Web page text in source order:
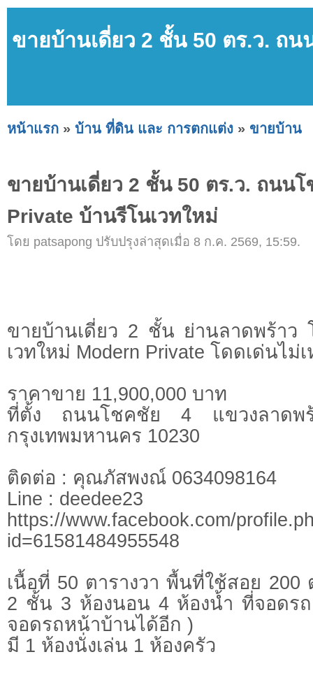
ขายบ้านเดี่ยว 2 ชั้น 50 ตร.ว. ถ
หน้าแรก » บ้าน ที่ดิน และ การตกแต่ง » ขายบ้าน
ขายบ้านเดี่ยว 2 ชั้น 50 ตร.ว. ถนน
Private บ้านรีโนเวทใหม่
โดย patsapong ปรับปรุงล่าสุดเมื่อ 8 ก.ค. 2569, 15:59.
ขายบ้านเดี่ยว 2 ชั้น ย่านลาดพร้าว
เวทใหม่ Modern Private โดดเด่นไม่
ราคาขาย 11,900,000 บาท
ที่ตั้ง ถนนโชคชัย 4 แขวงลาดพร้
กรุงเทพมหานคร 10230
ติดต่อ : คุณภัสพงณ์ 0634098164
Line : deedee23
https://www.facebook.com/
id=61581484955548
เนื้อที่ 50 ตารางวา พื้นที่ใช้สอย 200
2 ชั้น 3 ห้องนอน 4 ห้องน้ำ ที่จอดร
จอดรถหน้าบ้านได้อีก )
มี 1 ห้องนั่งเล่น 1 ห้องครัว